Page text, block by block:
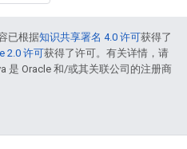
已根据知识共享署名 4.0 许可获得了
2.0 许可获得了许可。有关详情，请
是 Oracle 和/或其关联公司的注册商